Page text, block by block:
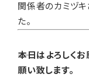
関係者のカミヅキ
た。
――本日はよろしく
願い致します。